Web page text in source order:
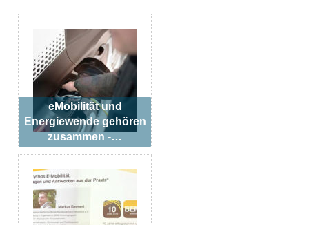
eMobilität und
Energiewende gehören
zusammen -…